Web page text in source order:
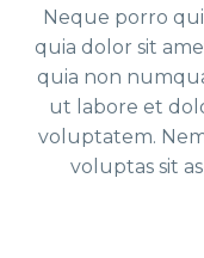
Neque porro
quia dolor sit
quia non
ut labore et
voluptatem.
voluptas sit